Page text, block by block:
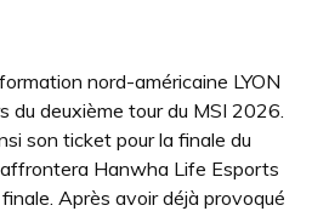
AUX
nord-américaine LYON
du deuxième tour du MSI 2026.
son ticket pour la finale du
Hanwha Life Esports
Après avoir déjà provoqué